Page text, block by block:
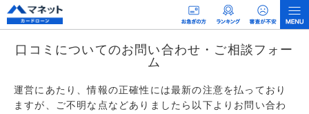
口コミについてのお問い合わせ・ご相談フォー
ム
運営にあたり、情報の正確性には最新の注意を払っており
ますが、ご不明な点などありましたら以下よりお問い合わ